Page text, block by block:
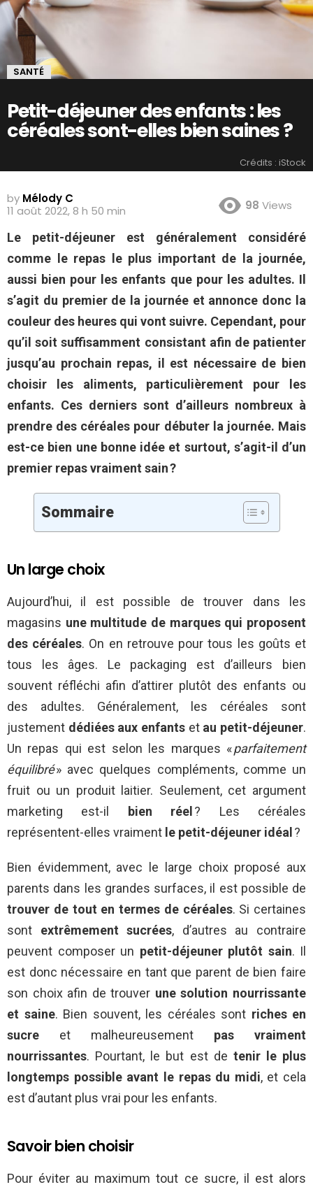
SANTÉ
Petit-déjeuner des enfants : les
céréales sont-elles bien saines ?
Crédits : iStock
by Mélody C
11 août 2022, 8 h 50 min
98 Views
Le petit-déjeuner est généralement considéré
comme le repas le plus important de la journée,
aussi bien pour les enfants que pour les adultes. Il
s’agit du premier de la journée et annonce donc la
couleur des heures qui vont suivre. Cependant, pour
qu’il soit suffisamment consistant afin de patienter
jusqu’au prochain repas, il est nécessaire de bien
choisir les aliments, particulièrement pour les
enfants. Ces derniers sont d’ailleurs nombreux à
prendre des céréales pour débuter la journée. Mais
est-ce bien une bonne idée et surtout, s’agit-il d’un
premier repas vraiment sain ?
Sommaire
Un large choix
Aujourd’hui, il est possible de trouver dans les
magasins une multitude de marques qui proposent
des céréales. On en retrouve pour tous les goûts et
tous les âges. Le packaging est d’ailleurs bien
souvent réfléchi afin d’attirer plutôt des enfants ou
des adultes. Généralement, les céréales sont
justement dédiées aux enfants et au petit-déjeuner.
Un repas qui est selon les marques «parfaitement
équilibré» avec quelques compléments, comme un
fruit ou un produit laitier. Seulement, cet argument
marketing est-il
bien réel ? Les céréales
représentent-elles vraiment le petit-déjeuner idéal ?
Bien évidemment, avec le large choix proposé aux
parents dans les grandes surfaces, il est possible de
trouver de tout en termes de céréales. Si certaines
sont extrêmement sucrées, d’autres au contraire
peuvent composer un petit-déjeuner plutôt sain. Il
est donc nécessaire en tant que parent de bien faire
son choix afin de trouver une solution nourrissante
et saine. Bien souvent, les céréales sont riches en
sucre et malheureusement pas vraiment
nourrissantes. Pourtant, le but est de tenir le plus
longtemps possible avant le repas du midi, et cela
est d’autant plus vrai pour les enfants.
Savoir bien choisir
Pour éviter au maximum tout ce sucre, il est alors